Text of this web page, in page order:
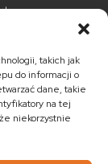
takich jak
do informacji o
dane, takie
na tej
niekorzystnie